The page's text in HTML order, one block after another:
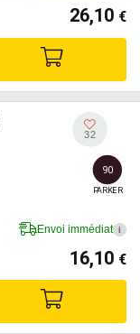
26,10 €
32
90
PARKER
Envoi immédiat i
16,10 €